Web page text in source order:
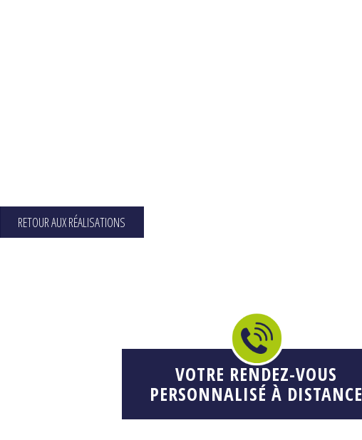
RETOUR AUX RÉALISATIONS
VOTRE RENDEZ-VOUS
PERSONNALISÉ À DISTANCE